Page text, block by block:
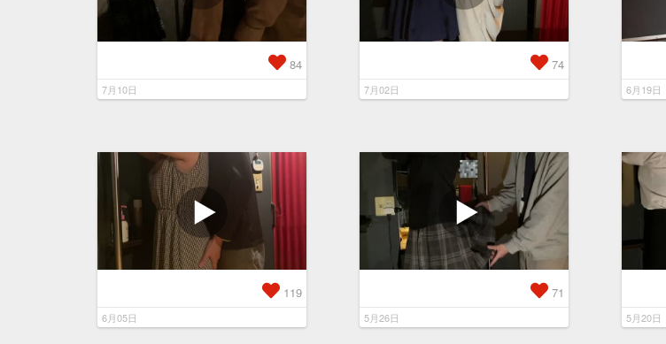
84
7月10日
74
7月02日 6月19日
119
6月05日
71
5月26日 5月20日